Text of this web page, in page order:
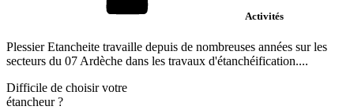
Activités
Plessier Etancheite travaille depuis de nombreuses années sur les
secteurs du 07 Ardèche dans les travaux d'étanchéification....
Difficile de choisir votre
étancheur?